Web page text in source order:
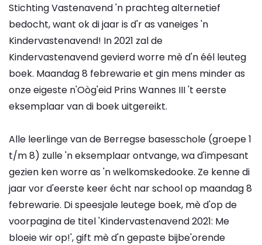
Stichting Vastenavend 'n prachteg alternetief
bedocht, want ok di jaar is d'r as vaneiges 'n
Kindervastenavend! In 2021 zal de
Kindervastenavend gevierd worre mè d'n éél leuteg
boek. Maandag 8 febrewarie et gin mens minder as
onze eigeste n'Oòg'eid Prins Wannes III 't eerste
eksemplaar van di boek uitgereikt.
Alle leerlinge van de Berregse basesschole (groepe 1
t/m 8) zulle 'n eksemplaar ontvange, wa d'impesant
gezien ken worre as 'n welkomskedooke. Ze kenne di
jaar vor d'eerste keer écht nar school op maandag 8
febrewarie. Di speesjale leutege boek, mè d'op de
voorpagina de titel 'Kindervastenavend 2021: Me
bloeie wir op!', gift mè d'n gepaste bijbe'orende